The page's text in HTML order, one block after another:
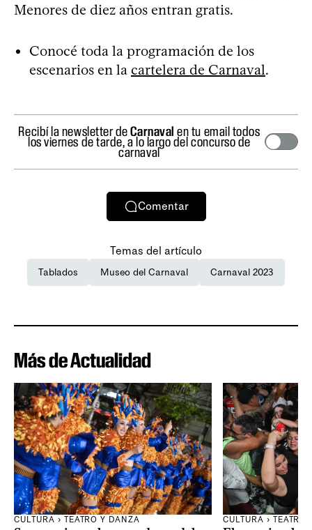
Menores de diez años entran gratis.
Conocé toda la programación de los
escenarios en la cartelera de Carnaval.
Recibí la newsletter deCarnaval en tu email todos
los viernes de tarde, a lo largo del concurso de
carnaval
Comentar
Temas del artículo
Tablados Museo del Carnaval Carnaval 2023
Más de Actualidad
CULTURA › TEATRO Y DANZA CULTURA › TEATRO